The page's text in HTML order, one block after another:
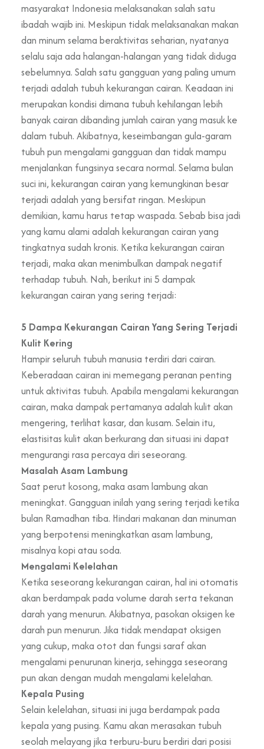
masyarakat Indonesia melaksanakan salah satu
ibadah wajib ini. Meskipun tidak melaksanakan makan
dan minum selama beraktivitas seharian, nyatanya
selalu saja ada halangan-halangan yang tidak diduga
sebelumnya. Salah satu gangguan yang paling umum
terjadi adalah tubuh kekurangan cairan. Keadaan ini
merupakan kondisi dimana tubuh kehilangan lebih
banyak cairan dibanding jumlah cairan yang masuk ke
dalam tubuh. Akibatnya, keseimbangan gula-garam
tubuh pun mengalami gangguan dan tidak mampu
menjalankan fungsinya secara normal. Selama bulan
suci ini, kekurangan cairan yang kemungkinan besar
terjadi adalah yang bersifat ringan. Meskipun
demikian, kamu harus tetap waspada. Sebab bisa jadi
yang kamu alami adalah kekurangan cairan yang
tingkatnya sudah kronis. Ketika kekurangan cairan
terjadi, maka akan menimbulkan dampak negatif
terhadap tubuh. Nah, berikut ini 5 dampak
kekurangan cairan yang sering terjadi:
5 Dampa Kekurangan Cairan Yang Sering Terjadi
Kulit Kering
Hampir seluruh tubuh manusia terdiri dari cairan.
Keberadaan cairan ini memegang peranan penting
untuk aktivitas tubuh. Apabila mengalami kekurangan
cairan, maka dampak pertamanya adalah kulit akan
mengering, terlihat kasar, dan kusam. Selain itu,
elastisitas kulit akan berkurang dan situasi ini dapat
mengurangi rasa percaya diri seseorang.
Masalah Asam Lambung
Saat perut kosong, maka asam lambung akan
meningkat. Gangguan inilah yang sering terjadi ketika
bulan Ramadhan tiba. Hindari makanan dan minuman
yang berpotensi meningkatkan asam lambung,
misalnya kopi atau soda.
Mengalami Kelelahan
Ketika seseorang kekurangan cairan, hal ini otomatis
akan berdampak pada volume darah serta tekanan
darah yang menurun. Akibatnya, pasokan oksigen ke
darah pun menurun. Jika tidak mendapat oksigen
yang cukup, maka otot dan fungsi saraf akan
mengalami penurunan kinerja, sehingga seseorang
pun akan dengan mudah mengalami kelelahan.
Kepala Pusing
Selain kelelahan, situasi ini juga berdampak pada
kepala yang pusing. Kamu akan merasakan tubuh
seolah melayang jika terburu-buru berdiri dari posisi